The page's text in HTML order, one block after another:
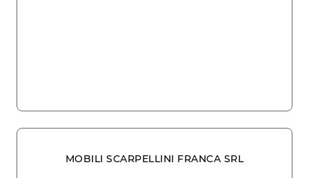
MOBILI SCARPELLINI FRANCA SRL